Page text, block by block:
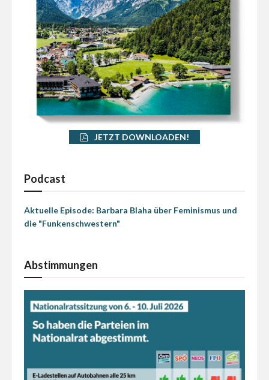
JETZT DOWNLOADEN!
Podcast
Aktuelle Episode: Barbara Blaha über Feminismus und
die "Funkenschwestern"
Abstimmungen